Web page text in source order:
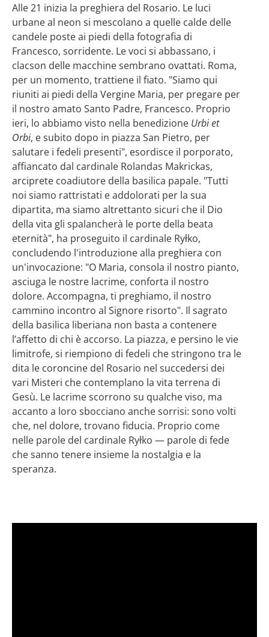
Alle 21 inizia la preghiera del Rosario. Le luci
urbane al neon si mescolano a quelle calde delle
candele poste ai piedi della fotografia di
Francesco, sorridente. Le voci si abbassano, i
clacson delle macchine sembrano ovattati. Roma,
per un momento, trattiene il fiato. "Siamo qui
riuniti ai piedi della Vergine Maria, per pregare per
il nostro amato Santo Padre, Francesco. Proprio
ieri, lo abbiamo visto nella benedizione Urbi et
Orbi, e subito dopo in piazza San Pietro, per
salutare i fedeli presenti", esordisce il porporato,
affiancato dal cardinale Rolandas Makrickas,
arciprete coadiutore della basilica papale. "Tutti
noi siamo rattristati e addolorati per la sua
dipartita, ma siamo altrettanto sicuri che il Dio
della vita gli spalancherà le porte della beata
eternità", ha proseguito il cardinale Ryłko,
concludendo l'introduzione alla preghiera con
un'invocazione: "O Maria, consola il nostro pianto,
asciuga le nostre lacrime, conforta il nostro
dolore. Accompagna, ti preghiamo, il nostro
cammino incontro al Signore risorto". Il sagrato
della basilica liberiana non basta a contenere
l’affetto di chi è accorso. La piazza, e persino le vie
limitrofe, si riempiono di fedeli che stringono tra le
dita le coroncine del Rosario nel succedersi dei
vari Misteri che contemplano la vita terrena di
Gesù. Le lacrime scorrono su qualche viso, ma
accanto a loro sbocciano anche sorrisi: sono volti
che, nel dolore, trovano fiducia. Proprio come
nelle parole del cardinale Ryłko — parole di fede
che sanno tenere insieme la nostalgia e la
speranza.